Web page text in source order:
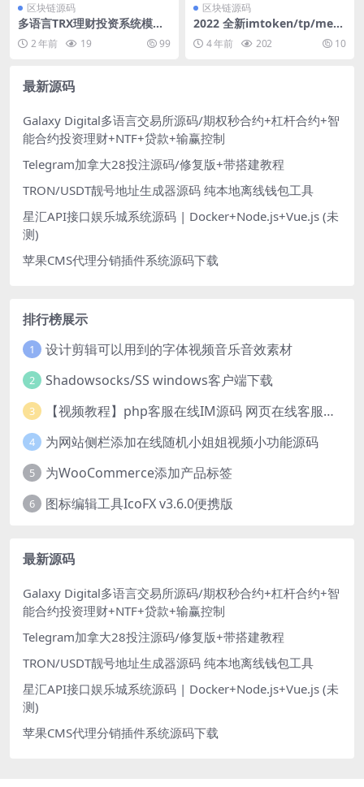
区块链源码
多语言TRX理财投资系统模式
算力+存币生息+矿池区块链
2 年前 19 99
区块链源码
2022 全新imtoken/tp/meta
mask小狐狸假钱包系统/获取
助记词系统 附教程
4 年前 202 10
最新源码
Galaxy Digital多语言交易所源码/期权秒合约+杠杆合约+智
能合约投资理财+NTF+贷款+输赢控制
Telegram加拿大28投注源码/修复版+带搭建教程
TRON/USDT靓号地址生成器源码 纯本地离线钱包工具
星汇API接口娱乐城系统源码 | Docker+Node.js+Vue.js (未
测)
苹果CMS代理分销插件系统源码下载
排行榜展示
1 设计剪辑可以用到的字体视频音乐音效素材
2 Shadowsocks/SS windows客户端下载
3 【视频教程】php客服在线IM源码 网页在线客服软件代码
4 为网站侧栏添加在线随机小姐姐视频小功能源码
5 为WooCommerce添加产品标签
6 图标编辑工具IcoFX v3.6.0便携版
最新源码
Galaxy Digital多语言交易所源码/期权秒合约+杠杆合约+智
能合约投资理财+NTF+贷款+输赢控制
Telegram加拿大28投注源码/修复版+带搭建教程
TRON/USDT靓号地址生成器源码 纯本地离线钱包工具
星汇API接口娱乐城系统源码 | Docker+Node.js+Vue.js (未
测)
苹果CMS代理分销插件系统源码下载